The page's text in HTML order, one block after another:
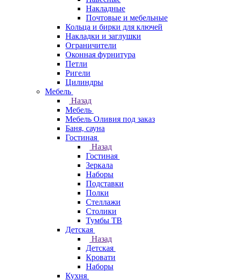
Накладные
Почтовые и мебельные
Кольца и бирки для ключей
Накладки и заглушки
Ограничители
Оконная фурнитура
Петли
Ригели
Цилиндры
Мебель
Назад
Мебель
Мебель Оливия под заказ
Баня, сауна
Гостиная
Назад
Гостиная
Зеркала
Наборы
Подставки
Полки
Стеллажи
Столики
Тумбы ТВ
Детская
Назад
Детская
Кровати
Наборы
Кухня